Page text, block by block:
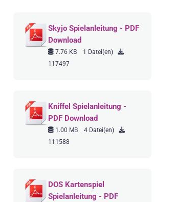
Skyjo Spielanleitung - PDF
Download
7.76 KB
1 Datei(en)
117497
Kniffel Spielanleitung -
PDF Download
1.00 MB
4 Datei(en)
111588
DOS Kartenspiel
Spielanleitung - PDF